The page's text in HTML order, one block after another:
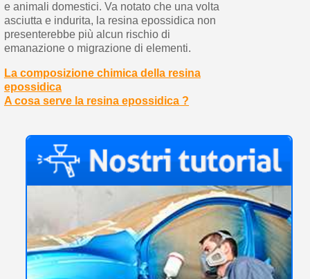
e animali domestici. Va notato che una volta
asciutta e indurita, la resina epossidica non
presenterebbe più alcun rischio di
emanazione o migrazione di elementi.
La composizione chimica della resina
epossidica
A cosa serve la resina epossidica ?